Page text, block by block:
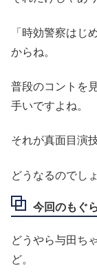
「時効警察はじ
からね。
普段のコントを
手いですよね。
それが真面目演
どうなるのでし
今回のもぐ
どうやら与田ち
ど。